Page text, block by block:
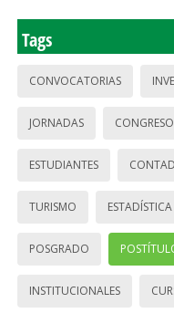
Tags
CONVOCATORIAS
JORNADAS
ESTUDIANTES
TURISMO ESTADÍSTICA
POSGRADO
INSTITUCIONALES